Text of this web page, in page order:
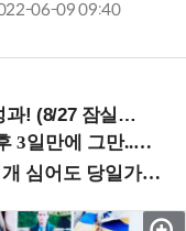
06-09 09:40
(8/27 잠실역)